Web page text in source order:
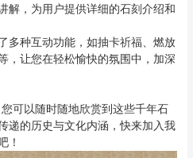
解，为用户提供详细的石刻介绍和
种互动功能，如抽卡祈福、燃放
，让您在轻松愉快的氛围中，加深
可以随时随地欣赏到这些千年石
递的历史与文化内涵，快来加入我
！